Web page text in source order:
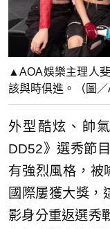
▲AOA娛樂主理人
該與時俱進。（圖／
外型酷炫、帥
DD52》選秀節
有強烈風格，被
國際屢獲大獎，
影身分重返選秀